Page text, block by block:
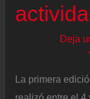
Kast
Deja
La primera